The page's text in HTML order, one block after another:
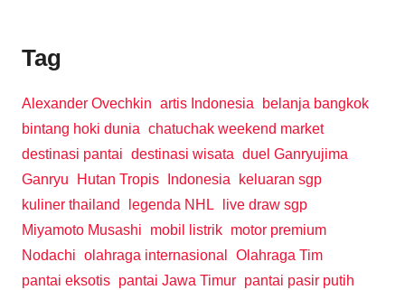
Tag
Alexander Ovechkin artis Indonesia
belanja bangkok
bintang hoki dunia chatuchak weekend market
destinasi pantai destinasi wisata duel Ganryujima
Ganryu
Hutan Tropis Indonesia
keluaran sgp
kuliner thailand
legenda NHL
live draw sgp
Miyamoto Musashi
mobil listrik motor premium
Nodachi olahraga internasional
Olahraga Tim
pantai eksotis pantai Jawa Timur pantai pasir putih